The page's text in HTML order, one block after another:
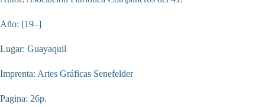
Año: [19–]
Lugar: Guayaquil
Imprenta: Artes Gráficas Senefelder
Pagina: 26p.